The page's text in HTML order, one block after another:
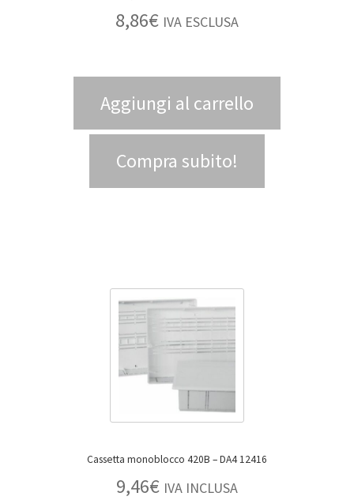
8,86€ IVA ESCLUSA
Aggiungi al carrello
Compra subito!
Cassetta monoblocco 420B – DA4 12416
9,46€ IVA INCLUSA